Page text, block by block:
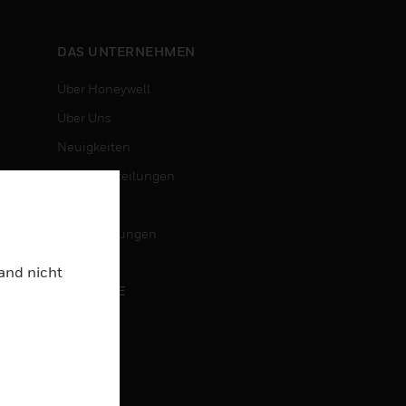
DAS UNTERNEHMEN
Über Honeywell
Über Uns
Neuigkeiten
Pressemitteilungen
Veranstaltungen
KARRIERE
nicht